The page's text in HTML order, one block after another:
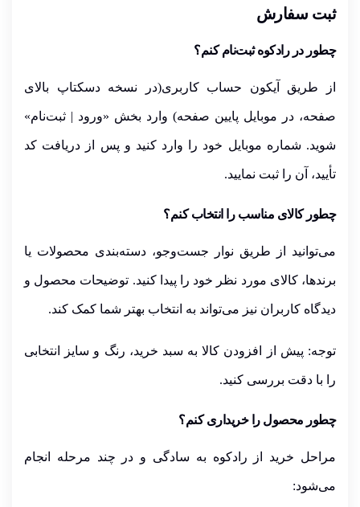
ثبت سفارش
چطور در رادکوه ثبت‌نام کنم؟
از طریق آیکون حساب کاربری(در نسخه دسکتاپ بالای
صفحه، در موبایل پایین صفحه) وارد بخش «ورود | ثبت‌نام»
شوید. شماره موبایل خود را وارد کنید و پس از دریافت کد
تأیید، آن را ثبت نمایید.
چطور کالای مناسب را انتخاب کنم؟
می‌توانید از طریق نوار جست‌وجو، دسته‌بندی محصولات یا
برندها، کالای مورد نظر خود را پیدا کنید. توضیحات محصول و
دیدگاه کاربران نیز می‌تواند به انتخاب بهتر شما کمک کند.
توجه: پیش از افزودن کالا به سبد خرید، رنگ و سایز انتخابی
را با دقت بررسی کنید.
چطور محصول را خریداری کنم؟
مراحل خرید از رادکوه به سادگی و در چند مرحله انجام
می‌شود: